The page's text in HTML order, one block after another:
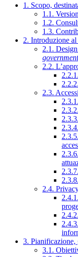
1. Scopo,
1.1.
1.2.
1.3.
2. Introduzione
2.1.
government
2.2.
2.3.
2.4.
3. Pianificazione,
3.1.